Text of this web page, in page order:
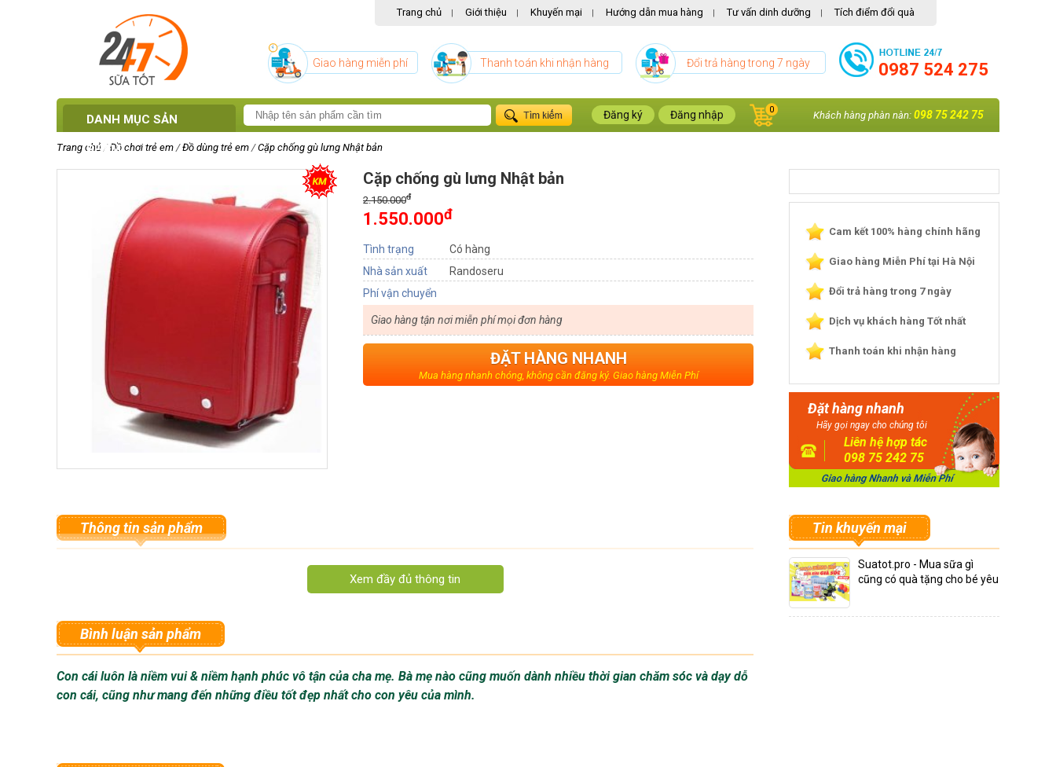
Trang chủ | Giới thiệu | Khuyến mại | Hướng dẫn mua hàng | Tư vấn dinh dưỡng | Tích điểm đổi quà
Giao hàng miễn phí Thanh toán khi nhận hàng Đổi trả hàng trong 7 ngày 0987 524 275
DANH MỤC SẢN
PHẨM
Đăng ký Đăng nhập 0 Khách hàng phàn nàn: 098 75 242 75
Trang chủ / Đồ chơi trẻ em / Đồ dùng trẻ em / Cặp chống gù lưng Nhật bản
Cặp chống gù lưng Nhật bản
2.150.000đ
1.550.000đ
Tình trạng
Có hàng
Nhà sản xuất
Randoseru
Phí vận chuyển
Giao hàng tận nơi miễn phí mọi đơn hàng
ĐẶT HÀNG NHANH
Mua hàng nhanh chóng, không cần đăng ký. Giao hàng Miễn Phí
Cam kết 100% hàng chính hãng
Giao hàng Miễn Phí tại Hà Nội
Đổi trả hàng trong 7 ngày
Dịch vụ khách hàng Tốt nhất
Thanh toán khi nhận hàng
Đặt hàng nhanh
Hãy gọi ngay cho chúng tôi
Liên hệ hợp tác
098 75 242 75
Thông tin sản phẩm
Cặp Randoseru - Cặp chống gù lưng (Nhật Bản)
Bình luận sản phẩm
Con cái luôn là niềm vui & niềm hạnh phúc vô tận của cha mẹ. Bà mẹ nào cũng muốn dành nhiều thời gian chăm sóc và dạy dỗ
con cái, cũng như mang đến những điều tốt đẹp nhất cho con yêu của mình.
Tin khuyến mại
Suatot.pro - Mua sữa gì
cũng có quà tặng cho bé yêu